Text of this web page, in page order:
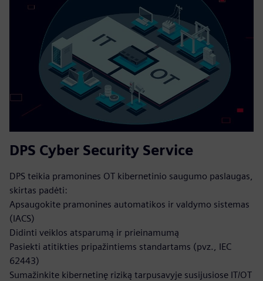
DPS Cyber Security Service
DPS teikia pramonines OT kibernetinio saugumo paslaugas,
skirtas padėti:
Apsaugokite pramonines automatikos ir valdymo sistemas
(IACS)
Didinti veiklos atsparumą ir prieinamumą
Pasiekti atitikties pripažintiems standartams (pvz., IEC
62443)
Sumažinkite kibernetinę riziką tarpusavyje susijusiose IT/OT